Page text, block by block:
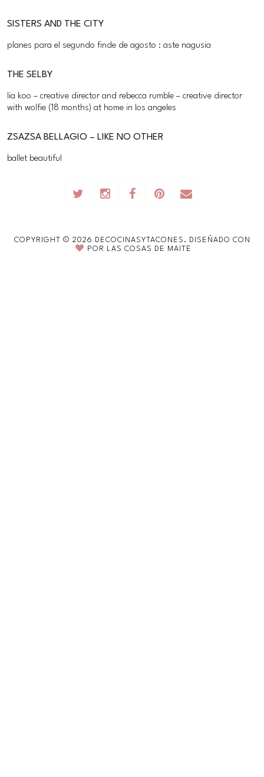
SISTERS AND THE CITY
planes para el segundo finde de agosto : aste nagusia
THE SELBY
lia koo – creative director and rebecca rumble – creative director
with wolfie (18 months) at home in los angeles
ZSAZSA BELLAGIO – LIKE NO OTHER
ballet beautiful
COPYRIGHT © 2026 DECOCINASYTACONES.
DISEÑADO CON
POR
LAS COSAS DE MAITE